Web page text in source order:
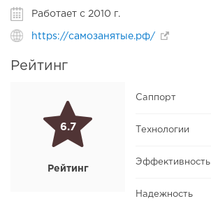
Работает с 2010 г.
https://самозанятые.рф/
Рейтинг
6.7
Рейтинг
Саппорт
Технологии
Эффективность
Надежность